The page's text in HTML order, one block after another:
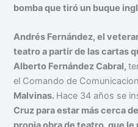
bomba que tiró un buque
Andrés Fernández, el
teatro a partir de las cartas
Alberto Fernández Cabral,
el Comando de
Malvinas. Hace 34 años se
Cruz para estar más cerca